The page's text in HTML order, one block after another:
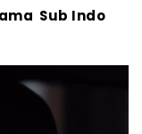
Sub Indo